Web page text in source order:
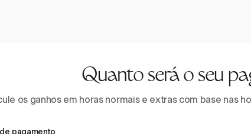
Quanto será o seu
os ganhos em horas normais e extras com base nas
pagamento